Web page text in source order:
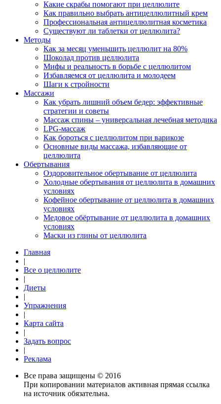
Какие скрабы помогают при целлюлите
Как правильно выбрать антицеллюлитный крем
Профессиональная антицеллюлитная косметика
Существуют ли таблетки от целлюлита?
Методы
Как за месяц уменьшить целлюлит на 80%
Шоколад против целлюлита
Мифы и реальность в борьбе с целлюлитом
Избавляемся от целлюлита и молодеем
Шаги к стройности
Массажи
Как убрать лишний объем бедер: эффективные
стратегии и советы
Массаж спины – универсальная лечебная методика
LPG-массаж
Как бороться с целлюлитом при варикозе
Основные виды массажа, избавляющие от
целлюлита
Обертывания
Оздоровительное обертывание от целлюлита
Холодные обертывания от целлюлита в домашних
условиях
Кофейное обертывание от целлюлита в домашних
условиях
Медовое обёртывание от целлюлита в домашних
условиях
Маски из глины от целлюлита
Главная
|
Все о целлюлите
|
Диеты
|
Упражнения
|
Карта сайта
|
Задать вопрос
|
Реклама
Все права защищены © 2016
При копировании материалов активная прямая ссылка
на источник обязательна.